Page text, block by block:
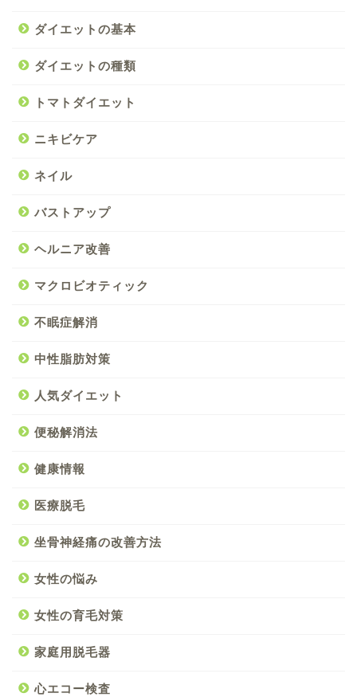
ダイエットの基本
ダイエットの種類
トマトダイエット
ニキビケア
ネイル
バストアップ
ヘルニア改善
マクロビオティック
不眠症解消
中性脂肪対策
人気ダイエット
便秘解消法
健康情報
医療脱毛
坐骨神経痛の改善方法
女性の悩み
女性の育毛対策
家庭用脱毛器
心エコー検査